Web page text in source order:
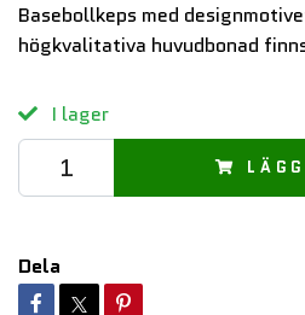
Basebollkeps med
högkvalitativa huvudbonad
I lager
Dela